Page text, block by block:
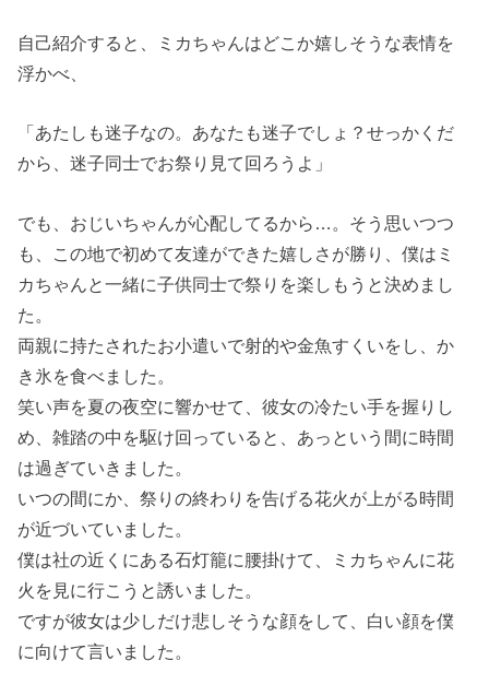
自己紹介すると、ミカちゃんはどこか嬉しそうな表情を
浮かべ、
「あたしも迷子なの。あなたも迷子でしょ？せっかくだ
から、迷子同士でお祭り見て回ろうよ」
でも、おじいちゃんが心配してるから…。そう思いつつ
も、この地で初めて友達ができた嬉しさが勝り、僕はミ
カちゃんと一緒に子供同士で祭りを楽しもうと決めまし
た。
両親に持たされたお小遣いで射的や金魚すくいをし、か
き氷を食べました。
笑い声を夏の夜空に響かせて、彼女の冷たい手を握りし
め、雑踏の中を駆け回っていると、あっという間に時間
は過ぎていきました。
いつの間にか、祭りの終わりを告げる花火が上がる時間
が近づいていました。
僕は社の近くにある石灯籠に腰掛けて、ミカちゃんに花
火を見に行こうと誘いました。
ですが彼女は少しだけ悲しそうな顔をして、白い顔を僕
に向けて言いました。